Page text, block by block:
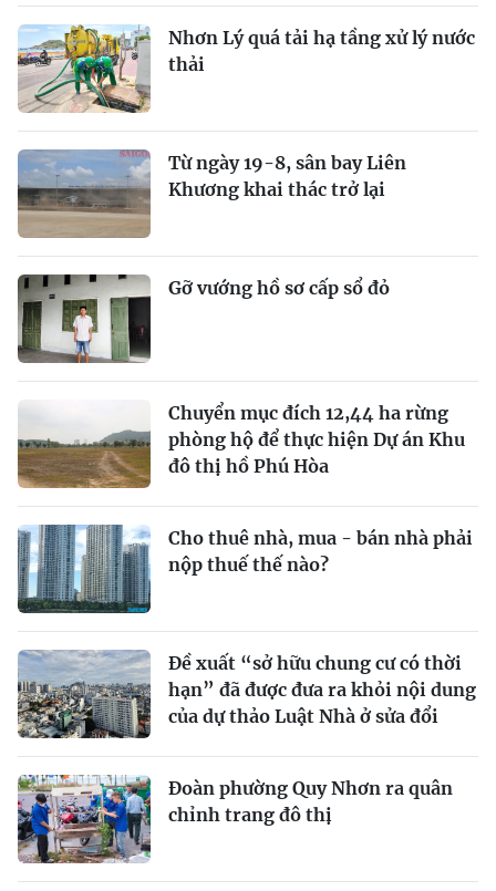
Nhơn Lý quá tải hạ tầng xử lý nước
thải
Từ ngày 19-8, sân bay Liên
Khương khai thác trở lại
Gỡ vướng hồ sơ cấp sổ đỏ
Chuyển mục đích 12,44 ha rừng
phòng hộ để thực hiện Dự án Khu
đô thị hồ Phú Hòa
Cho thuê nhà, mua - bán nhà phải
nộp thuế thế nào?
Đề xuất “sở hữu chung cư có thời
hạn” đã được đưa ra khỏi nội dung
của dự thảo Luật Nhà ở sửa đổi
Đoàn phường Quy Nhơn ra quân
chỉnh trang đô thị